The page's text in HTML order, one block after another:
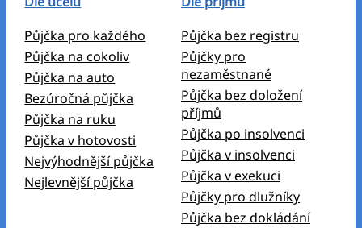
Půjčka pro každého
Půjčka na cokoliv
Půjčka na auto
Bezúročná půjčka
Půjčka na ruku
Půjčka v hotovosti
Nejvýhodnější půjčka
Nejlevnější půjčka
Půjčka bez registru
Půjčky pro
nezaměstnané
Půjčka bez doložení
příjmů
Půjčka po insolvenci
Půjčka v insolvenci
Půjčka v exekuci
Půjčky pro dlužníky
Půjčka bez dokládání